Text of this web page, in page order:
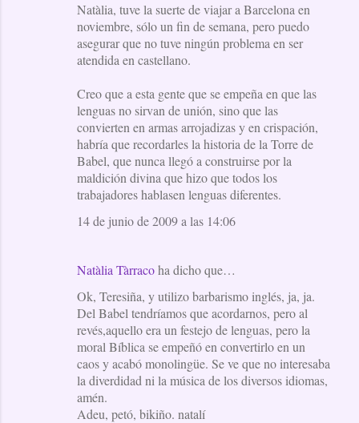
Natàlia, tuve la suerte de viajar a Barcelona en
noviembre, sólo un fin de semana, pero puedo
asegurar que no tuve ningún problema en ser
atendida en castellano.
Creo que a esta gente que se empeña en que las
lenguas no sirvan de unión, sino que las
convierten en armas arrojadizas y en crispación,
habría que recordarles la historia de la Torre de
Babel, que nunca llegó a construirse por la
maldición divina que hizo que todos los
trabajadores hablasen lenguas diferentes.
14 de junio de 2009 a las 14:06
Natàlia Tàrracoha dicho que…
Ok, Teresiña, y utilizo barbarismo inglés, ja, ja.
Del Babel tendríamos que acordarnos, pero al
revés,aquello era un festejo de lenguas, pero la
moral Bíblica se empeñó en convertirlo en un
caos y acabó monolingüe. Se ve que no interesaba
la diverdidad ni la música de los diversos idiomas,
amén.
Adeu, petó, bikiño. natalí